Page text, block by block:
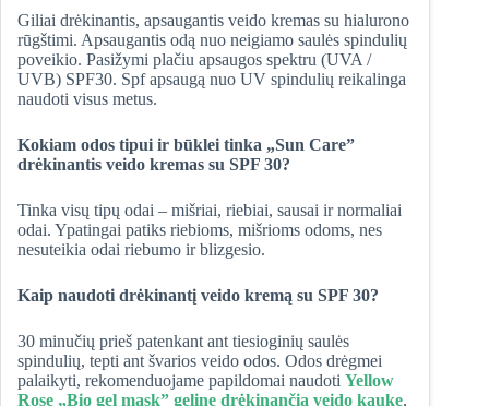
Giliai drėkinantis, apsaugantis veido kremas su hialurono
rūgštimi. Apsaugantis odą nuo neigiamo saulės spindulių
poveikio. Pasižymi plačiu apsaugos spektru (UVA /
UVB) SPF30. Spf apsaugą nuo UV spindulių reikalinga
naudoti visus metus.
Kokiam odos tipui ir būklei tinka „Sun Care”
drėkinantis veido kremas su SPF 30?
Tinka visų tipų odai – mišriai, riebiai, sausai ir normaliai
odai. Ypatingai patiks riebioms, mišrioms odoms, nes
nesuteikia odai riebumo ir blizgesio.
Kaip naudoti drėkinantį veido kremą su SPF 30?
30 minučių prieš patenkant ant tiesioginių saulės
spindulių, tepti ant švarios veido odos. Odos drėgmei
palaikyti, rekomenduojame papildomai naudoti Yellow
Rose „Bio gel mask” gelinę drėkinančią veido kaukę,